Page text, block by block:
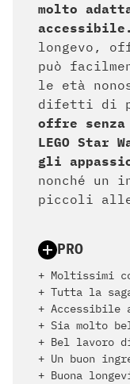
molto
accessibile.
longevo,
può
le età
difetti di
offre senza
LEGO
gli
nonché un
piccoli
PRO
+ Moltissimi
+ Tutta la
+
+ Sia molto
+ Bel lavoro
+ Un buon
+ Buona